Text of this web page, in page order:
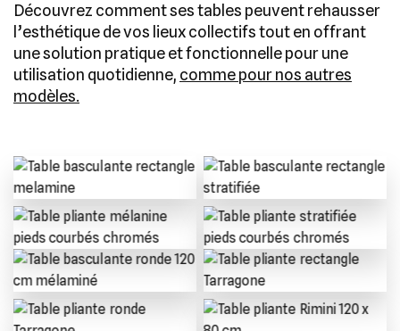
Découvrez comment ses tables peuvent rehausser
l’esthétique de vos lieux collectifs tout en offrant
une solution pratique et fonctionnelle pour une
utilisation quotidienne, comme pour nos autres
modèles.
Table basculante rectangle
melamine
Table basculante rectangle
stratifiée
Table pliante mélanine
pieds courbés chromés
Table pliante stratifiée
pieds courbés chromés
Table basculante ronde 120
cm mélaminé
Table pliante rectangle
Tarragone
Table pliante ronde
Table pliante Rimini 120 x